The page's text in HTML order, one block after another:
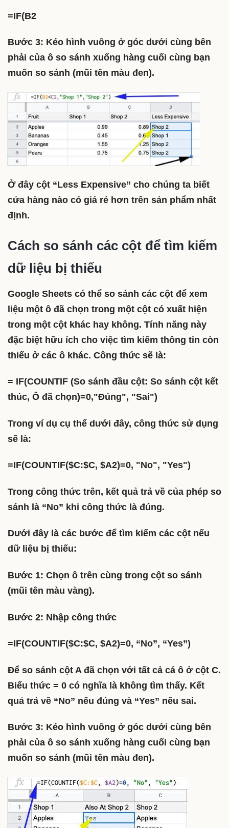
=IF(B2
Bước 3: Kéo hình vuông ở góc dưới cùng bên
phải của ô so sánh xuống hàng cuối cùng bạn
muốn so sánh (mũi tên màu đen).
Ở đây cột “Less Expensive” cho chúng ta biết
cửa hàng nào có giá rẻ hơn trên sản phẩm nhất
định.
Cách so sánh các cột để tìm kiếm
dữ liệu bị thiếu
Google Sheets có thể so sánh các cột để xem
liệu một ô đã chọn trong một cột có xuất hiện
trong một cột khác hay không. Tính năng này
đặc biệt hữu ích cho việc tìm kiếm thông tin còn
thiếu ở các ô khác. Công thức sẽ là:
= IF(COUNTIF (So sánh đầu cột: So sánh cột kết
thúc, Ô đã chọn)=0,"Đúng", "Sai")
Trong ví dụ cụ thể dưới đây, công thức sử dụng
sẽ là:
=IF(COUNTIF($C:$C, $A2)=0, "No", "Yes")
Trong công thức trên, kết quả trả về của phép so
sánh là “No” khi công thức là đúng.
Dưới đây là các bước để tìm kiếm các cột nếu
dữ liệu bị thiếu:
Bước 1: Chọn ô trên cùng trong cột so sánh
(mũi tên màu vàng).
Bước 2: Nhập công thức
=IF(COUNTIF($C:$C, $A2)=0, “No”, “Yes”)
Để so sánh cột A đã chọn với tất cả cá ô ở cột C.
Biểu thức = 0 có nghĩa là không tìm thấy. Kết
quả trả về “No” nếu đúng và “Yes” nếu sai.
Bước 3: Kéo hình vuông ở góc dưới cùng bên
phải của ô so sánh xuống hàng cuối cùng bạn
muốn so sánh (mũi tên màu đen).